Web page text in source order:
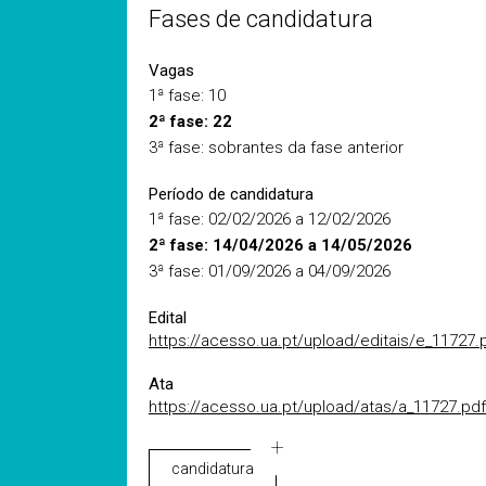
Fases de candidatura
Vagas
1ª fase: 10
2ª fase: 22
3ª fase: sobrantes da fase anterior
Período de candidatura
1ª fase: 02/02/2026 a 12/02/2026
2ª fase: 14/04/2026 a 14/05/2026
3ª fase: 01/09/2026 a 04/09/2026
Edital
https://acesso.ua.pt/upload/editais/
Ata
https://acesso.ua.pt/upload/atas/a_11727.pdf
candidatura